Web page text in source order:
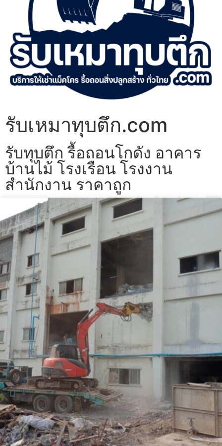
รับเหมาทุบตึก.com
รับทุบตึก รื้อถอนโกดัง อาคาร
บ้านไม้ โรงเรือน โรงงาน
สำนักงาน ราคาถูก